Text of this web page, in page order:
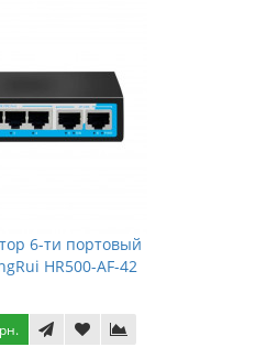
6-ти портовый
HR500-AF-42